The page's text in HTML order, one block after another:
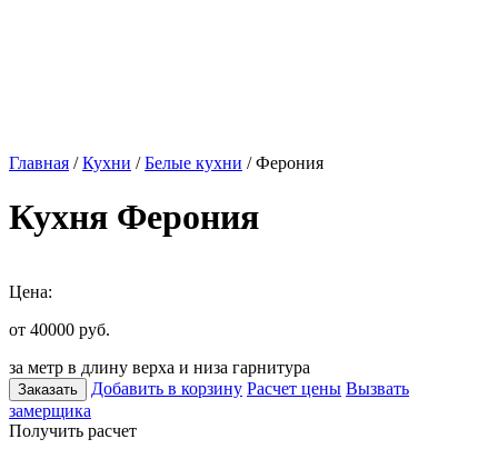
Главная /Кухни /Белые кухни / Ферония
Кухня Ферония
Цена:
от 40000 руб.
за метр в длину верха и низа гарнитура
Заказать Добавить в корзину Расчет цены Вызвать
замерщика
Получить расчет